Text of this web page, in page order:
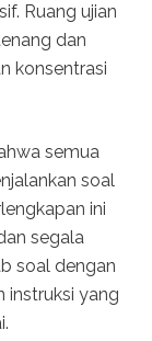
Ruang ujian
dan
konsentrasi
semua
soal
ini
segala
soal dengan
instruksi yang